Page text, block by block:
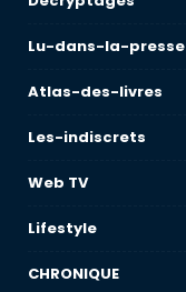
Lu-dans-la-presse
Atlas-des-livres
Les-indiscrets
Web TV
Lifestyle
CHRONIQUE